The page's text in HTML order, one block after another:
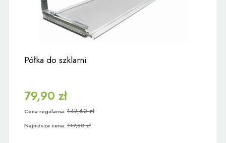
Półka do szklarni
79,90 zł
Cena regularna: 147,60 zł
Najniższa cena: 147,60 zł